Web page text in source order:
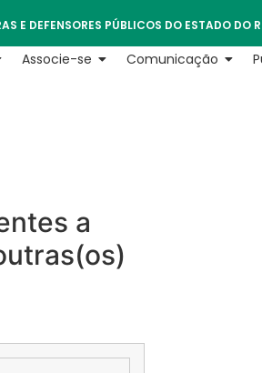
E DEFENSORES PÚBLICOS DO ESTADO DO
Associe-se Comunicação
a